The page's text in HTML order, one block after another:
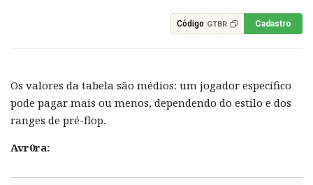
Código GTBR Cadastro
Os valores da tabela são médios: um jogador específico
pode pagar mais ou menos, dependendo do estilo e dos
ranges de pré-flop.
Avr0ra: